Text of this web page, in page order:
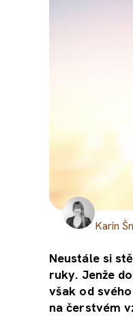
Karin
Neustále si
ruky. Jenže
však od
na čerstvém